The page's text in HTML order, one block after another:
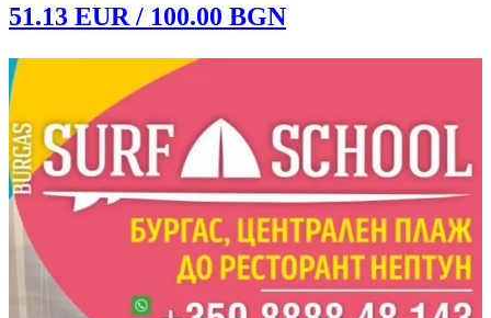
51.13 EUR / 100.00 BGN